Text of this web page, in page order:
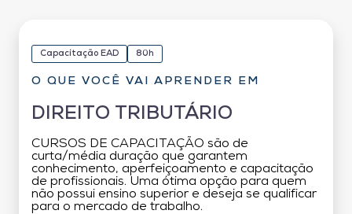
Capacitação EAD 80h
O QUE VOCÊ VAI APRENDER EM
DIREITO TRIBUTÁRIO
CURSOS DE CAPACITAÇÃO são de
curta/média duração que garantem
conhecimento, aperfeiçoamento e capacitação
de profissionais. Uma ótima opção para quem
não possui ensino superior e deseja se qualificar
para o mercado de trabalho.